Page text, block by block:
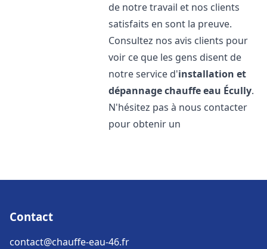
de notre travail et nos clients
satisfaits en sont la preuve.
Consultez nos avis clients pour
voir ce que les gens disent de
notre service d'installation et
dépannage chauffe eau Écully.
N'hésitez pas à nous contacter
pour obtenir un
Contact
contact@chauffe-eau-46.fr